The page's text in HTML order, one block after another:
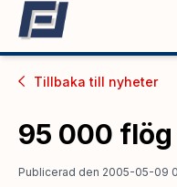
Tillbaka till nyheter
95 000
Publicerad den 2005-05-09